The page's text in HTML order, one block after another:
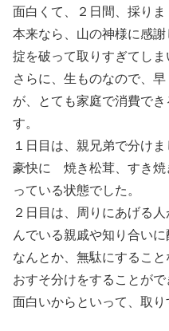
面白くて、２日間、採りま
本来なら、山の神様に感
掟を破って取りすぎてしま
さらに、生ものなので、
が、とても家庭で消費で
す。
１日目は、親兄弟で分け
豪快に 焼き松茸、すき焼
っている状態でした。
２日目は、周りにあげる
んでいる親戚や知り合いに
なんとか、無駄にするこ
おすそ分けをすることがで
面白いからといって、取